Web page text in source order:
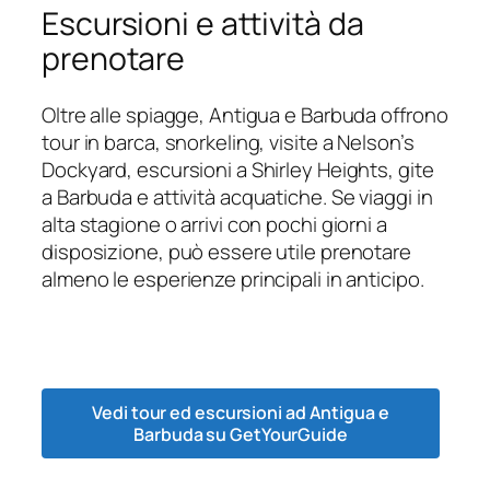
Escursioni e attività da
prenotare
Oltre alle spiagge, Antigua e Barbuda offrono
tour in barca, snorkeling, visite a Nelson’s
Dockyard, escursioni a Shirley Heights, gite
a Barbuda e attività acquatiche. Se viaggi in
alta stagione o arrivi con pochi giorni a
disposizione, può essere utile prenotare
almeno le esperienze principali in anticipo.
Vedi tour ed escursioni ad Antigua e
Barbuda su GetYourGuide